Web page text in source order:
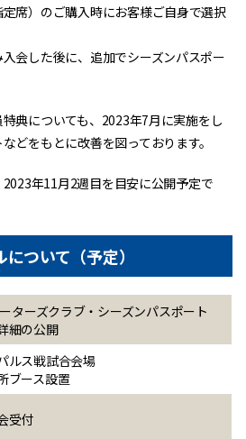
定席）のご購入時にお客様ご自身で選択
会した後に、追加でシーズンパスポー
典についても、2023年7月に実施をし
どをもとに改善を図っております。
年11月2週目を目安に公開予定で
ついて（予定）
ターズクラブ・シーズンパスポート
細の公開
ルス戦試合会場
ブース設置
受付